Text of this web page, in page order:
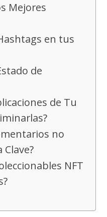
Mejores
en tus
de
de Tu
no
NFT